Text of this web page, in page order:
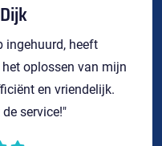
ingehuurd, heeft
oplossen van mijn
en vriendelijk.
service!"